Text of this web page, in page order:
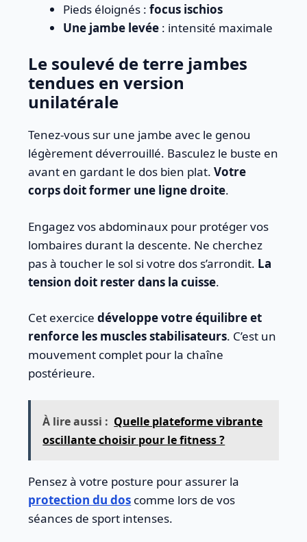
Pieds éloignés :focus ischios
Une jambe levée : intensité maximale
Le soulevé de terre jambes
tendues en version
unilatérale
Tenez-vous sur une jambe avec le genou
légèrement déverrouillé. Basculez le buste en
avant en gardant le dos bien plat.Votre
corps doit former une ligne droite.
Engagez vos abdominaux pour protéger vos
lombaires durant la descente. Ne cherchez
pas à toucher le sol si votre dos s’arrondit. La
tension doit rester dans la cuisse.
Cet exercicedéveloppe votre équilibre et
renforce les muscles stabilisateurs. C’est un
mouvement complet pour la chaîne
postérieure.
À lire aussi : Quelle plateforme vibrante
oscillante choisir pour le fitness ?
Pensez à votre posture pour assurer la
protection du dos comme lors de vos
séances de sport intenses.